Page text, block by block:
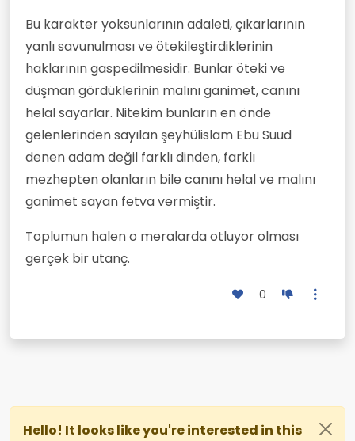
Bu karakter yoksunlarının adaleti, çıkarlarının
yanlı savunulması ve ötekileştirdiklerinin
haklarının gaspedilmesidir. Bunlar öteki ve
düşman gördüklerinin malını ganimet, canını
helal sayarlar. Nitekim bunların en önde
gelenlerinden sayılan şeyhülislam Ebu Suud
denen adam değil farklı dinden, farklı
mezhepten olanların bile canını helal ve malını
ganimet sayan fetva vermiştir.
Toplumun halen o meralarda otluyor olması
gerçek bir utanç.
0
Hello! It looks like you're interested in this